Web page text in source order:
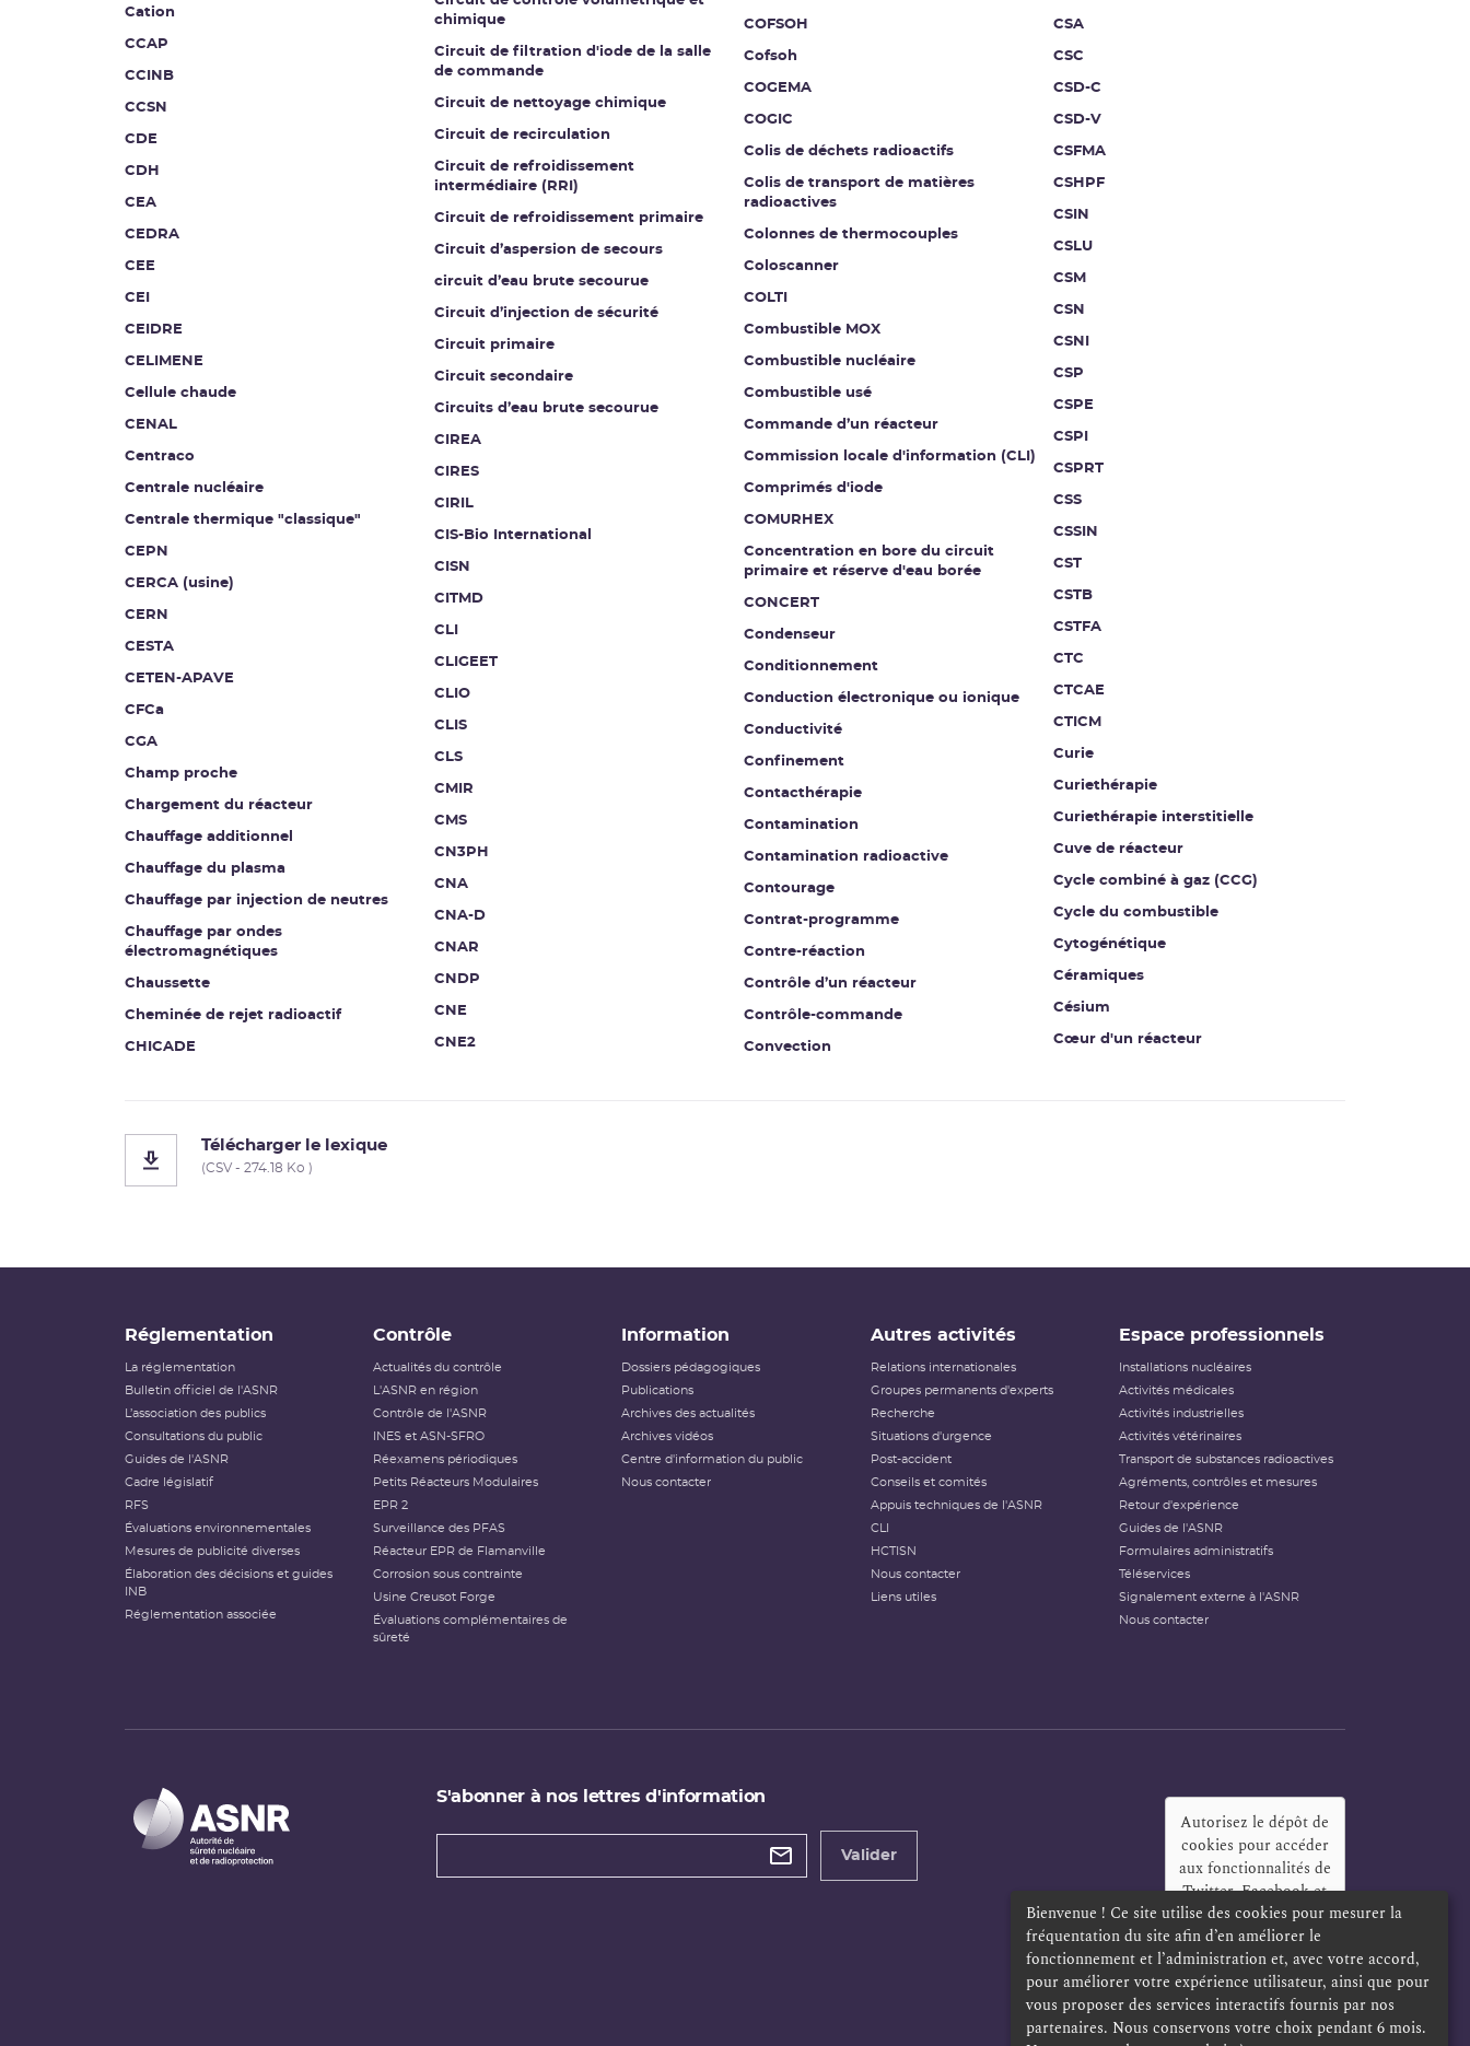
Cation
CCAP
CCINB
CCSN
CDE
CDH
CEA
CEDRA
CEE
CEI
CEIDRE
CELIMENE
Cellule chaude
CENAL
Centraco
Centrale nucléaire
Centrale thermique "classique"
CEPN
CERCA (usine)
CERN
CESTA
CETEN-APAVE
CFCa
CGA
Champ proche
Chargement du réacteur
Chauffage additionnel
Chauffage du plasma
Chauffage par injection de neutres
Chauffage par ondes
électromagnétiques
Chaussette
Cheminée de rejet radioactif
CHICADE
chimique
Circuit de filtration d'iode de la salle
de commande
Circuit de nettoyage chimique
Circuit de recirculation
Circuit de refroidissement
intermédiaire (RRI)
Circuit de refroidissement primaire
Circuit d’aspersion de secours
circuit d’eau brute secourue
Circuit d’injection de sécurité
Circuit primaire
Circuit secondaire
Circuits d’eau brute secourue
CIREA
CIRES
CIRIL
CIS-Bio International
CISN
CITMD
CLI
CLIGEET
CLIO
CLIS
CLS
CMIR
CMS
CN3PH
CNA
CNA-D
CNAR
CNDP
CNE
CNE2
COFSOH
Cofsoh
COGEMA
COGIC
Colis de déchets radioactifs
Colis de transport de matières
radioactives
Colonnes de thermocouples
Coloscanner
COLTI
Combustible MOX
Combustible nucléaire
Combustible usé
Commande d’un réacteur
Commission locale d'information (CLI)
Comprimés d'iode
COMURHEX
Concentration en bore du circuit
primaire et réserve d'eau borée
CONCERT
Condenseur
Conditionnement
Conduction électronique ou ionique
Conductivité
Confinement
Contacthérapie
Contamination
Contamination radioactive
Contourage
Contrat-programme
Contre-réaction
Contrôle d’un réacteur
Contrôle-commande
Convection
CSA
CSC
CSD-C
CSD-V
CSFMA
CSHPF
CSIN
CSLU
CSM
CSN
CSNI
CSP
CSPE
CSPI
CSPRT
CSS
CSSIN
CST
CSTB
CSTFA
CTC
CTCAE
CTICM
Curie
Curiethérapie
Curiethérapie interstitielle
Cuve de réacteur
Cycle combiné à gaz (CCG)
Cycle du combustible
Cytogénétique
Céramiques
Césium
Cœur d'un réacteur
Télécharger le lexique
(CSV - 274.18 Ko )
Réglementation
La réglementation
Bulletin officiel de l'ASNR
L’association des publics
Consultations du public
Guides de l'ASNR
Cadre législatif
RFS
Évaluations environnementales
Mesures de publicité diverses
Élaboration des décisions et guides
INB
Réglementation associée
Contrôle
Actualités du contrôle
L'ASNR en région
Contrôle de l'ASNR
INES et ASN-SFRO
Réexamens périodiques
Petits Réacteurs Modulaires
EPR 2
Surveillance des PFAS
Réacteur EPR de Flamanville
Corrosion sous contrainte
Usine Creusot Forge
Évaluations complémentaires de
sûreté
Information
Dossiers pédagogiques
Publications
Archives des actualités
Archives vidéos
Centre d'information du public
Nous contacter
Autres activités
Relations internationales
Groupes permanents d'experts
Recherche
Situations d'urgence
Post-accident
Conseils et comités
Appuis techniques de l'ASNR
CLI
HCTISN
Nous contacter
Liens utiles
Espace professionnels
Installations nucléaires
Activités médicales
Activités industrielles
Activités vétérinaires
Transport de substances radioactives
Agréments, contrôles et mesures
Retour d'expérience
Guides de l'ASNR
Formulaires administratifs
Téléservices
Signalement externe à l'ASNR
Nous contacter
S'abonner à nos lettres d'information
Types de
Valider
Autorisez le dépôt de
cookies pour accéder
aux fonctionnalités de
Twitter, Facebook et
LinkedIn?
Oui
Toujours
Bienvenue ! Ce site utilise des cookies pour mesurer la
fréquentation du site afin d’en améliorer le
fonctionnement et l’administration et, avec votre accord,
pour améliorer votre expérience utilisateur, ainsi que pour
vous proposer des services interactifs fournis par nos
partenaires. Nous conservons votre choix pendant 6 mois.